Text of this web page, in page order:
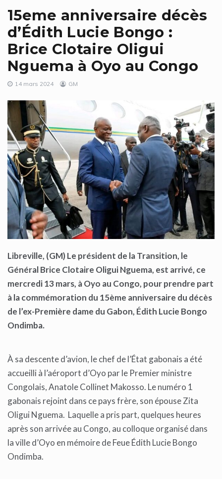
15eme anniversaire décès
d’Édith Lucie Bongo :
Brice Clotaire Oligui
Nguema à Oyo au Congo
14 mars 2024 GM
Libreville, (GM) Le président de la Transition, le
Général Brice Clotaire Oligui Nguema, est arrivé, ce
mercredi 13 mars, à Oyo au Congo, pour prendre part
à la commémoration du 15ème anniversaire du décès
de l’ex-Première dame du Gabon, Édith Lucie Bongo
Ondimba.
À sa descente d’avion, le chef de l’État gabonais a été
accueilli à l’aéroport d’Oyo par le Premier ministre
Congolais, Anatole Collinet Makosso. Le numéro 1
gabonais rejoint dans ce pays frère, son épouse Zita
Oligui Nguema. Laquelle a pris part, quelques heures
après son arrivée au Congo, au colloque organisé dans
la ville d’Oyo en mémoire de Feue Édith Lucie Bongo
Ondimba.